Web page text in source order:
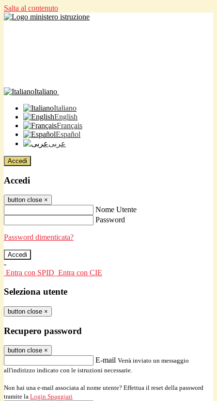
Salta al contenuto
Italiano
Italiano
English
Français
Español
عربى
Accedi
Accedi
button close ×
Nome Utente
Password
Password dimenticata?
-
Entra con SPID Entra con CIE
Seleziona utente
button close ×
Recupero password
button close ×
E-mail Verrà inviato un messaggio
all'indirizzo indicato con le istruzioni necessarie.
Non hai una e-mail associata al nome utente? Effettua il reset della password
tramite la Login Spaggiari